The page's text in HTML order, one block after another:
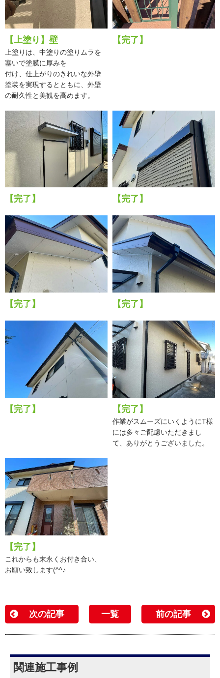
【上塗り】壁
上塗りは、中塗りの塗りムラを
塞いで塗膜に厚みを
付け、仕上がりのきれいな外壁
塗装を実現するとともに、外壁
の耐久性と美観を高めます。
【完了】
【完了】 【完了】
【完了】 【完了】
【完了】 【完了】
作業がスムーズにいくようにT様
には多々ご配慮いただきまし
て、ありがとうございました。
【完了】
これからも末永くお付き合い、
お願い致します(^^♪
次の記事 一覧 前の記事
関連施工事例